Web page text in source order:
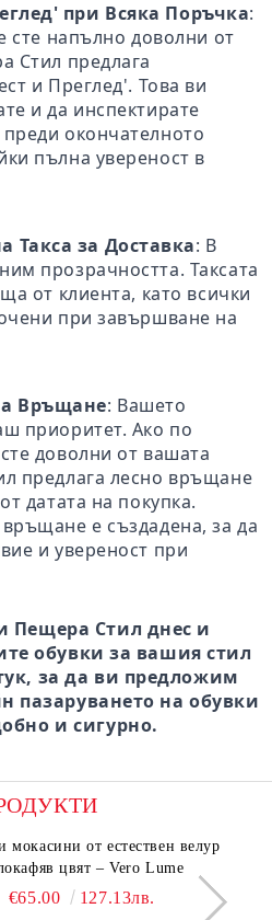
при Всяка Поръчка:
сте напълно доволни от
Стил предлага
и Преглед'. Това ви
и да инспектирате
окончателното
пълна увереност в
Такса за Доставка: В
прозрачността. Таксата
от клиента, като всички
при завършване на
Връщане: Вашето
приоритет. Ако по
доволни от вашата
предлага лесно връщане
датата на покупка.
е създадена, за да
и увереност при
Пещера Стил днес и
обувки за вашия стил
за да ви предложим
пазаруването на обувки
и сигурно.
мокасини от естествен велур
цвят – Vero Lume
€65.00 127.13лв.